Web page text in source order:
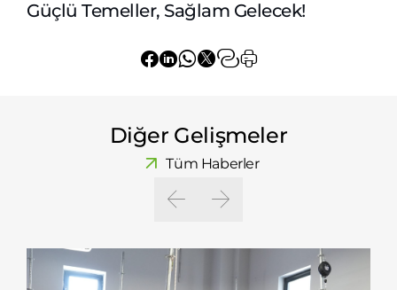
Güçlü Temeller, Sağlam Gelecek!
Diğer Gelişmeler
Tüm Haberler